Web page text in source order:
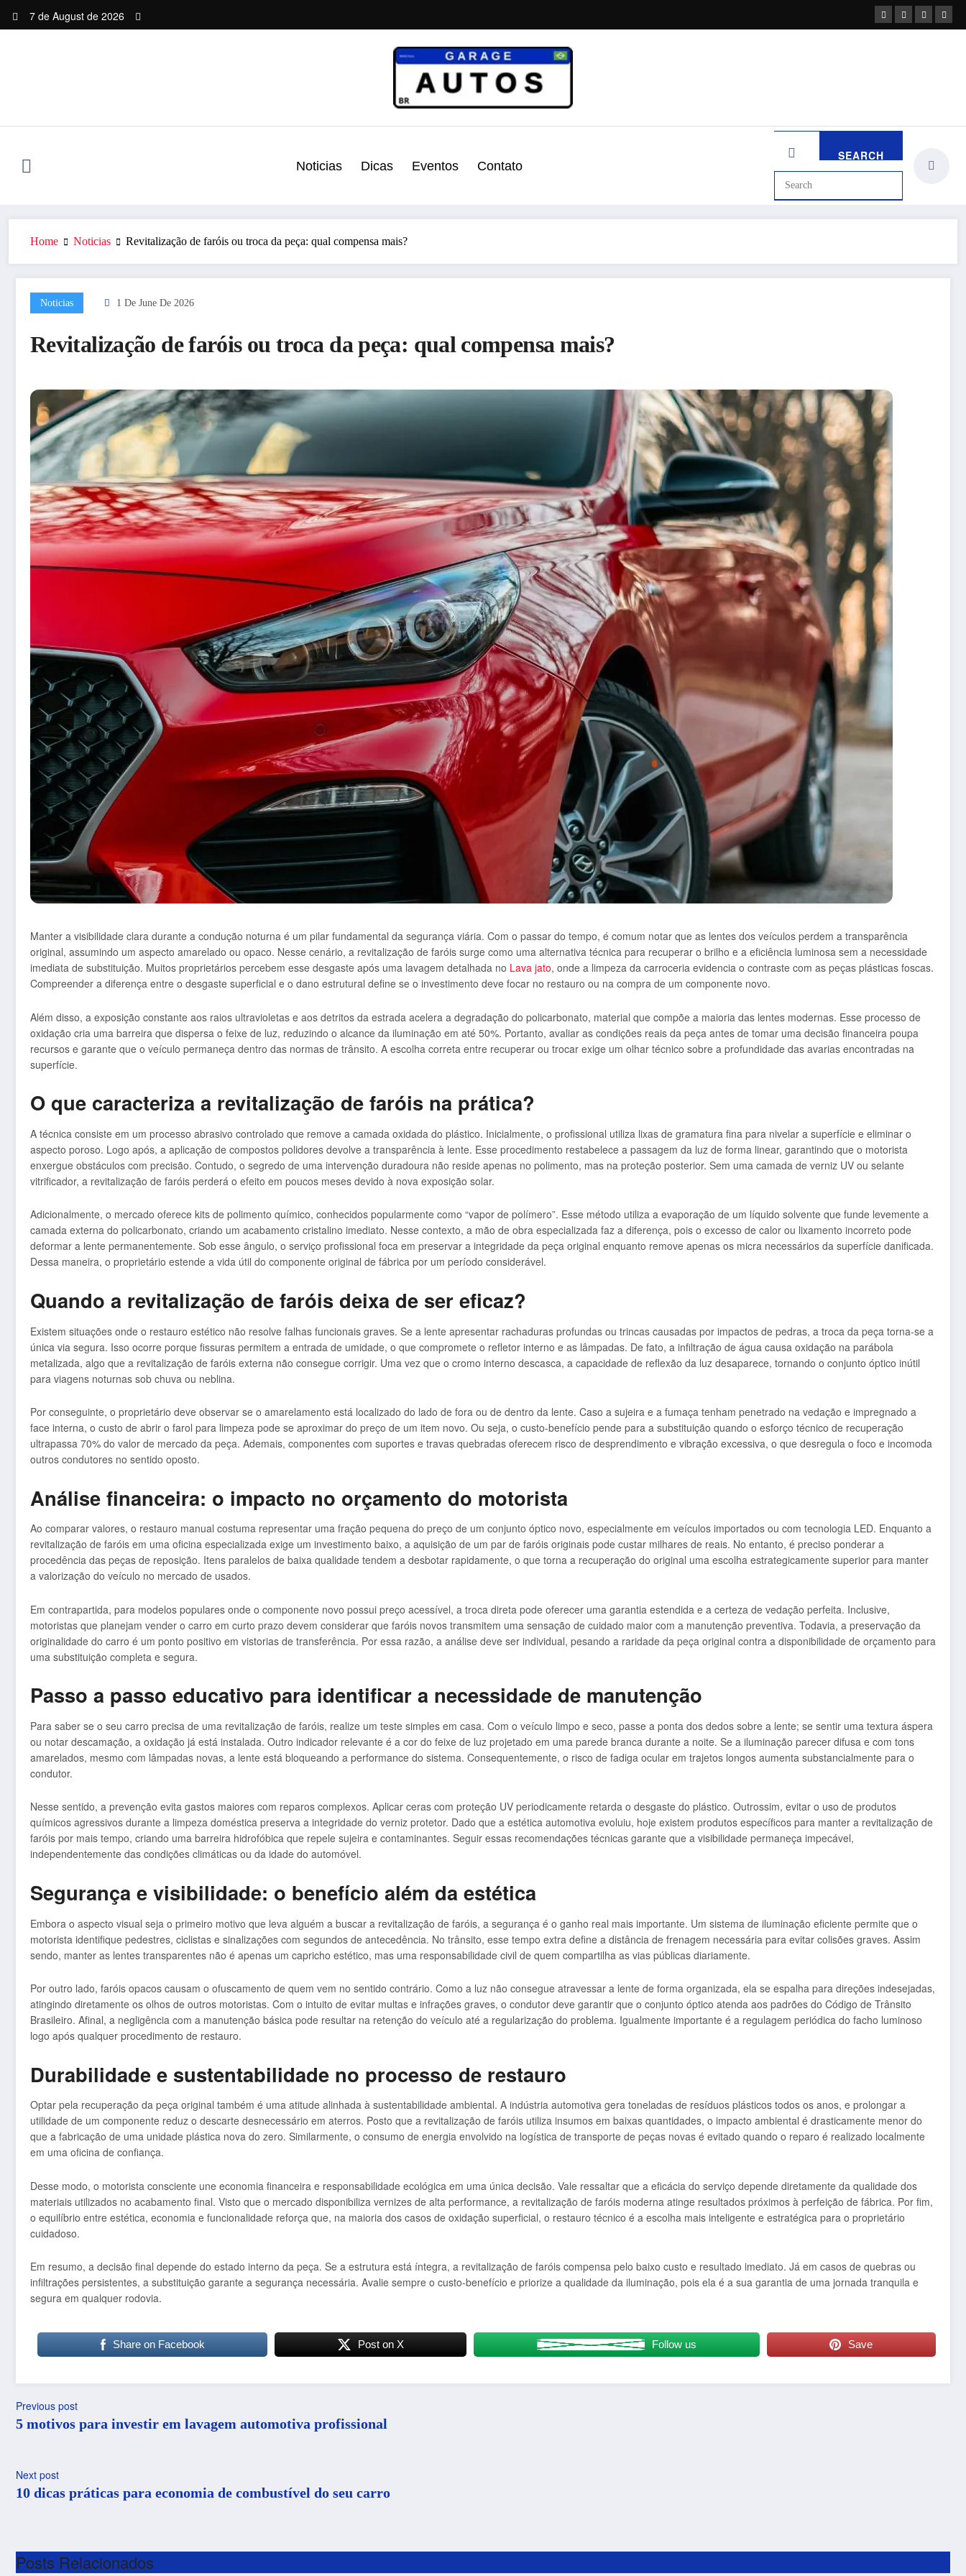
7 de August de 2026
Noticias Dicas Eventos Contato
Home Noticias Revitalização de faróis ou troca da peça: qual compensa mais?
Noticias 1 De June De 2026
Revitalização de faróis ou troca da peça: qual compensa mais?
Manter a visibilidade clara durante a condução noturna é um pilar fundamental da segurança viária. Com o passar do tempo, é comum notar que as lentes dos veículos perdem a transparência
original, assumindo um aspecto amarelado ou opaco. Nesse cenário, a revitalização de faróis surge como uma alternativa técnica para recuperar o brilho e a eficiência luminosa sem a necessidade
imediata de substituição. Muitos proprietários percebem esse desgaste após uma lavagem detalhada no Lava jato, onde a limpeza da carroceria evidencia o contraste com as peças plásticas foscas.
Compreender a diferença entre o desgaste superficial e o dano estrutural define se o investimento deve focar no restauro ou na compra de um componente novo.
Além disso, a exposição constante aos raios ultravioletas e aos detritos da estrada acelera a degradação do policarbonato, material que compõe a maioria das lentes modernas. Esse processo de
oxidação cria uma barreira que dispersa o feixe de luz, reduzindo o alcance da iluminação em até 50%. Portanto, avaliar as condições reais da peça antes de tomar uma decisão financeira poupa
recursos e garante que o veículo permaneça dentro das normas de trânsito. A escolha correta entre recuperar ou trocar exige um olhar técnico sobre a profundidade das avarias encontradas na
superfície.
O que caracteriza a revitalização de faróis na prática?
A técnica consiste em um processo abrasivo controlado que remove a camada oxidada do plástico. Inicialmente, o profissional utiliza lixas de gramatura fina para nivelar a superfície e eliminar o
aspecto poroso. Logo após, a aplicação de compostos polidores devolve a transparência à lente. Esse procedimento restabelece a passagem da luz de forma linear, garantindo que o motorista
enxergue obstáculos com precisão. Contudo, o segredo de uma intervenção duradoura não reside apenas no polimento, mas na proteção posterior. Sem uma camada de verniz UV ou selante
vitrificador, a revitalização de faróis perderá o efeito em poucos meses devido à nova exposição solar.
Adicionalmente, o mercado oferece kits de polimento químico, conhecidos popularmente como “vapor de polímero”. Esse método utiliza a evaporação de um líquido solvente que funde levemente a
camada externa do policarbonato, criando um acabamento cristalino imediato. Nesse contexto, a mão de obra especializada faz a diferença, pois o excesso de calor ou lixamento incorreto pode
deformar a lente permanentemente. Sob esse ângulo, o serviço profissional foca em preservar a integridade da peça original enquanto remove apenas os micra necessários da superfície danificada.
Dessa maneira, o proprietário estende a vida útil do componente original de fábrica por um período considerável.
Quando a revitalização de faróis deixa de ser eficaz?
Existem situações onde o restauro estético não resolve falhas funcionais graves. Se a lente apresentar rachaduras profundas ou trincas causadas por impactos de pedras, a troca da peça torna-se a
única via segura. Isso ocorre porque fissuras permitem a entrada de umidade, o que compromete o refletor interno e as lâmpadas. De fato, a infiltração de água causa oxidação na parábola
metalizada, algo que a revitalização de faróis externa não consegue corrigir. Uma vez que o cromo interno descasca, a capacidade de reflexão da luz desaparece, tornando o conjunto óptico inútil
para viagens noturnas sob chuva ou neblina.
Por conseguinte, o proprietário deve observar se o amarelamento está localizado do lado de fora ou de dentro da lente. Caso a sujeira e a fumaça tenham penetrado na vedação e impregnado a
face interna, o custo de abrir o farol para limpeza pode se aproximar do preço de um item novo. Ou seja, o custo-benefício pende para a substituição quando o esforço técnico de recuperação
ultrapassa 70% do valor de mercado da peça. Ademais, componentes com suportes e travas quebradas oferecem risco de desprendimento e vibração excessiva, o que desregula o foco e incomoda
outros condutores no sentido oposto.
Análise financeira: o impacto no orçamento do motorista
Ao comparar valores, o restauro manual costuma representar uma fração pequena do preço de um conjunto óptico novo, especialmente em veículos importados ou com tecnologia LED. Enquanto a
revitalização de faróis em uma oficina especializada exige um investimento baixo, a aquisição de um par de faróis originais pode custar milhares de reais. No entanto, é preciso ponderar a
procedência das peças de reposição. Itens paralelos de baixa qualidade tendem a desbotar rapidamente, o que torna a recuperação do original uma escolha estrategicamente superior para manter
a valorização do veículo no mercado de usados.
Em contrapartida, para modelos populares onde o componente novo possui preço acessível, a troca direta pode oferecer uma garantia estendida e a certeza de vedação perfeita. Inclusive,
motoristas que planejam vender o carro em curto prazo devem considerar que faróis novos transmitem uma sensação de cuidado maior com a manutenção preventiva. Todavia, a preservação da
originalidade do carro é um ponto positivo em vistorias de transferência. Por essa razão, a análise deve ser individual, pesando a raridade da peça original contra a disponibilidade de orçamento para
uma substituição completa e segura.
Passo a passo educativo para identificar a necessidade de manutenção
Para saber se o seu carro precisa de uma revitalização de faróis, realize um teste simples em casa. Com o veículo limpo e seco, passe a ponta dos dedos sobre a lente; se sentir uma textura áspera
ou notar descamação, a oxidação já está instalada. Outro indicador relevante é a cor do feixe de luz projetado em uma parede branca durante a noite. Se a iluminação parecer difusa e com tons
amarelados, mesmo com lâmpadas novas, a lente está bloqueando a performance do sistema. Consequentemente, o risco de fadiga ocular em trajetos longos aumenta substancialmente para o
condutor.
Nesse sentido, a prevenção evita gastos maiores com reparos complexos. Aplicar ceras com proteção UV periodicamente retarda o desgaste do plástico. Outrossim, evitar o uso de produtos
químicos agressivos durante a limpeza doméstica preserva a integridade do verniz protetor. Dado que a estética automotiva evoluiu, hoje existem produtos específicos para manter a revitalização de
faróis por mais tempo, criando uma barreira hidrofóbica que repele sujeira e contaminantes. Seguir essas recomendações técnicas garante que a visibilidade permaneça impecável,
independentemente das condições climáticas ou da idade do automóvel.
Segurança e visibilidade: o benefício além da estética
Embora o aspecto visual seja o primeiro motivo que leva alguém a buscar a revitalização de faróis, a segurança é o ganho real mais importante. Um sistema de iluminação eficiente permite que o
motorista identifique pedestres, ciclistas e sinalizações com segundos de antecedência. No trânsito, esse tempo extra define a distância de frenagem necessária para evitar colisões graves. Assim
sendo, manter as lentes transparentes não é apenas um capricho estético, mas uma responsabilidade civil de quem compartilha as vias públicas diariamente.
Por outro lado, faróis opacos causam o ofuscamento de quem vem no sentido contrário. Como a luz não consegue atravessar a lente de forma organizada, ela se espalha para direções indesejadas,
atingindo diretamente os olhos de outros motoristas. Com o intuito de evitar multas e infrações graves, o condutor deve garantir que o conjunto óptico atenda aos padrões do Código de Trânsito
Brasileiro. Afinal, a negligência com a manutenção básica pode resultar na retenção do veículo até a regularização do problema. Igualmente importante é a regulagem periódica do facho luminoso
logo após qualquer procedimento de restauro.
Durabilidade e sustentabilidade no processo de restauro
Optar pela recuperação da peça original também é uma atitude alinhada à sustentabilidade ambiental. A indústria automotiva gera toneladas de resíduos plásticos todos os anos, e prolongar a
utilidade de um componente reduz o descarte desnecessário em aterros. Posto que a revitalização de faróis utiliza insumos em baixas quantidades, o impacto ambiental é drasticamente menor do
que a fabricação de uma unidade plástica nova do zero. Similarmente, o consumo de energia envolvido na logística de transporte de peças novas é evitado quando o reparo é realizado localmente
em uma oficina de confiança.
Desse modo, o motorista consciente une economia financeira e responsabilidade ecológica em uma única decisão. Vale ressaltar que a eficácia do serviço depende diretamente da qualidade dos
materiais utilizados no acabamento final. Visto que o mercado disponibiliza vernizes de alta performance, a revitalização de faróis moderna atinge resultados próximos à perfeição de fábrica. Por fim,
o equilíbrio entre estética, economia e funcionalidade reforça que, na maioria dos casos de oxidação superficial, o restauro técnico é a escolha mais inteligente e estratégica para o proprietário
cuidadoso.
Em resumo, a decisão final depende do estado interno da peça. Se a estrutura está íntegra, a revitalização de faróis compensa pelo baixo custo e resultado imediato. Já em casos de quebras ou
infiltrações persistentes, a substituição garante a segurança necessária. Avalie sempre o custo-benefício e priorize a qualidade da iluminação, pois ela é a sua garantia de uma jornada tranquila e
segura em qualquer rodovia.
Share on Facebook Post on X Follow us Save
Previous post
5 motivos para investir em lavagem automotiva profissional
Next post
10 dicas práticas para economia de combustível do seu carro
Posts Relacionados